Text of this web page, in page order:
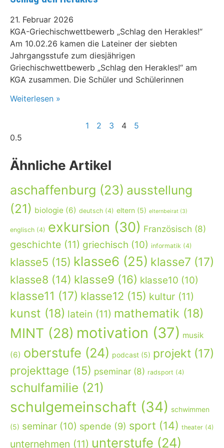
21. Februar 2026
KGA-Griechischwettbewerb „Schlag den Herakles!“
Am 10.02.26 kamen die Lateiner der siebten
Jahrgangsstufe zum diesjährigen
Griechischwettbewerb „Schlag den Herakles!“ am
KGA zusammen. Die Schüler und Schülerinnen
Weiterlesen »
1 2 3 4 5
Ähnliche Artikel
aschaffenburg (23) ausstellung
(21) biologie (6) deutsch (4) eltern (5) elternbeirat (3)
englisch (4) exkursion (30) Französisch (8)
geschichte (11) griechisch (10) informatik (4)
klasse5 (15) klasse6 (25) klasse7 (17)
klasse8 (14) klasse9 (16) klasse10 (10)
klasse11 (17) klasse12 (15) kultur (11)
kunst (18) latein (11) mathematik (18)
MINT (28) motivation (37) musik
(6) oberstufe (24) podcast (5) projekt (17)
projekttage (15) pseminar (8) radsport (4)
schulfamilie (21)
schulgemeinschaft (34) schwimmen
(5) seminar (10) spende (9) sport (14) theater (4)
unternehmen (11) unterstufe (24)